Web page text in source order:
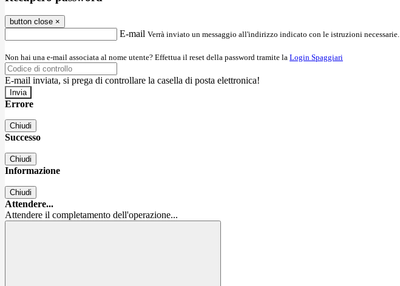
button close ×
E-mail Verrà inviato un messaggio all'indirizzo indicato con le istruzioni necessarie.
Non hai una e-mail associata al nome utente? Effettua il reset della password tramite la Login Spaggiari
E-mail inviata, si prega di controllare la casella di posta elettronica!
Errore
Chiudi
Successo
Chiudi
Informazione
Chiudi
Attendere...
Attendere il completamento dell'operazione...